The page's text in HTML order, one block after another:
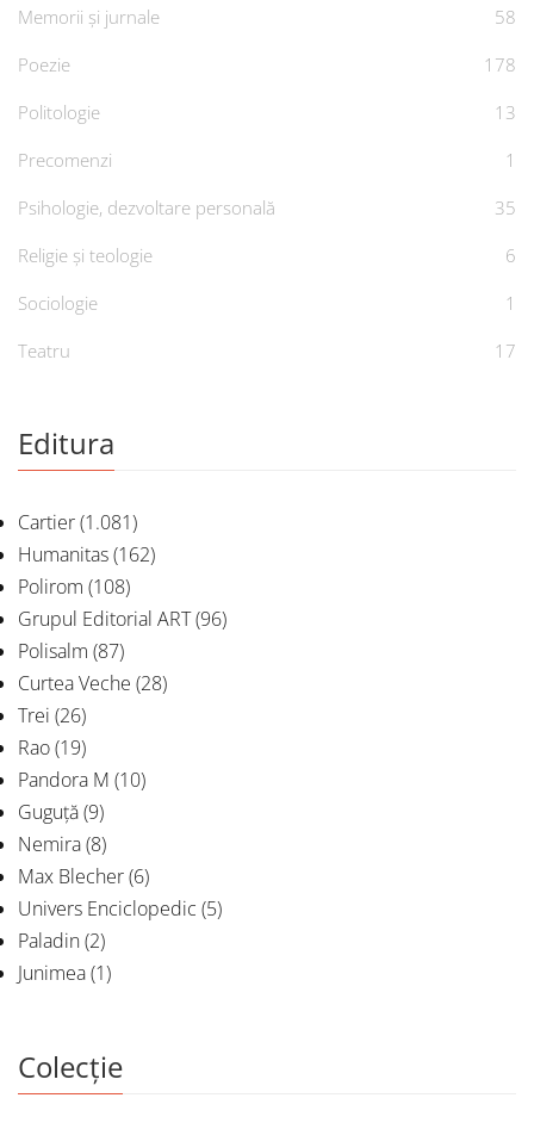
Memorii și jurnale
58
Poezie
178
Politologie
13
Precomenzi
1
Psihologie, dezvoltare personală
35
Religie și teologie
6
Sociologie
1
Teatru
17
Editura
Cartier(1.081)
Humanitas(162)
Polirom (108)
Grupul Editorial ART(96)
Polisalm (87)
Curtea Veche (28)
Trei (26)
Rao(19)
Pandora M (10)
Guguță(9)
Nemira(8)
Max Blecher(6)
Univers Enciclopedic (5)
Paladin(2)
Junimea(1)
Colecție